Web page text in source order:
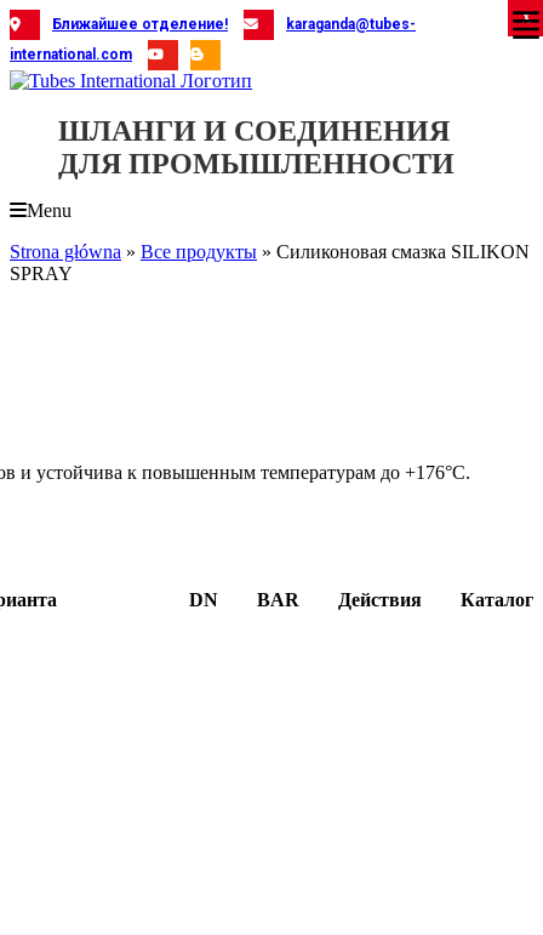
Skip
to
content
Ближайшее отделение!
karaganda@tubes-
international.com
ШЛАНГИ И СОЕДИНЕНИЯ
ДЛЯ ПРОМЫШЛЕННОСТИ
Menu
Strona główna » Все продукты » Силиконовая смазка SILIKON
SPRAY
и устойчива к повышенным температурам до +176°C.
DN BAR Действия Каталог
X
X
X
X
X
X
X
X
X
X
X
X
X
X
X
X
X
X
X